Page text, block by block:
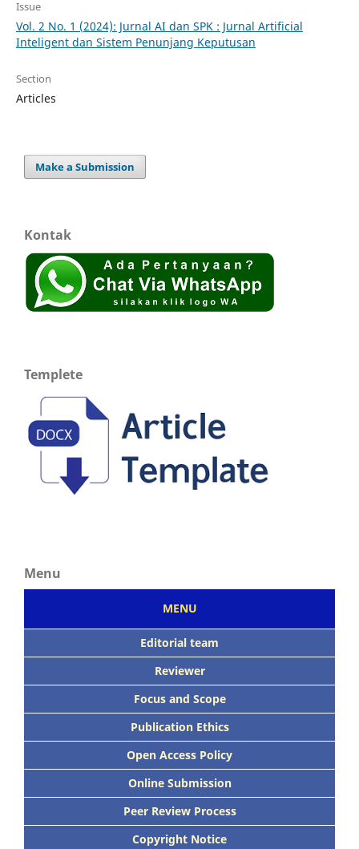
Issue
Vol. 2 No. 1 (2024): Jurnal AI dan SPK : Jurnal Artificial
Inteligent dan Sistem Penunjang Keputusan
Section
Articles
Make a Submission
Kontak
Templete
Menu
MENU
Editorial team
Reviewer
Focus and Scope
Publication Ethics
Open Access Policy
Online Submission
Peer Review Process
Copyright Notice